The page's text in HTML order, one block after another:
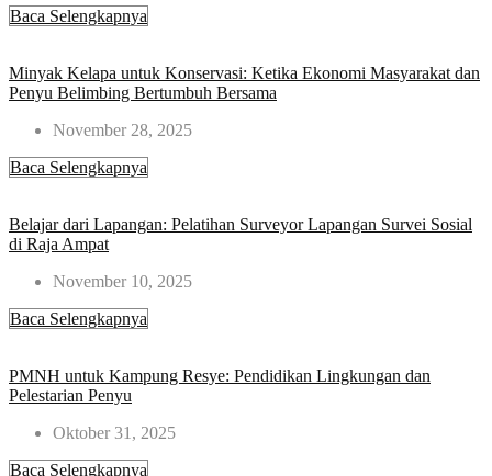
Baca Selengkapnya
Minyak Kelapa untuk Konservasi: Ketika Ekonomi Masyarakat dan
Penyu Belimbing Bertumbuh Bersama
November 28, 2025
Baca Selengkapnya
Belajar dari Lapangan: Pelatihan Surveyor Lapangan Survei Sosial
di Raja Ampat​
November 10, 2025
Baca Selengkapnya
PMNH untuk Kampung Resye: Pendidikan Lingkungan dan
Pelestarian Penyu
Oktober 31, 2025
Baca Selengkapnya